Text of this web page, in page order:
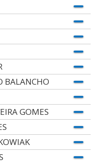
BALANCHO
GOMES